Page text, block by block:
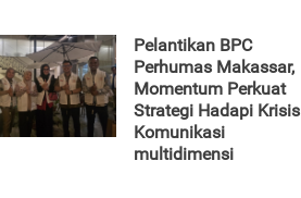
Pelantikan BPC
Perhumas Makassar,
Momentum Perkuat
Strategi Hadapi Krisis
Komunikasi
multidimensi